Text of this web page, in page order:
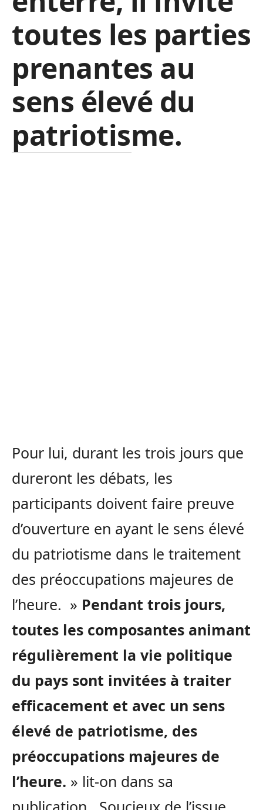
toutes les parties
prenantes au
sens élevé du
patriotisme.
Pour lui, durant les trois jours que
dureront les débats, les
participants doivent faire preuve
d’ouverture en ayant le sens élevé
du patriotisme dans le traitement
des préoccupations majeures de
l’heure. » Pendant trois jours,
toutes les composantes animant
régulièrement la vie politique
du pays sont invitées à traiter
efficacement et avec un sens
élevé de patriotisme, des
préoccupations majeures de
l’heure. » lit-on dans sa